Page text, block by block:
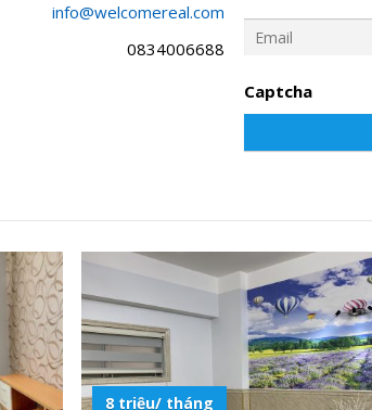
info@welcomereal.com
0834006688
Captcha
8 triệu/ tháng